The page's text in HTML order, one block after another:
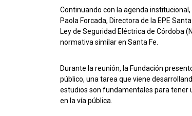
Continuando con la agenda
Paola Forcada, Directora de la EPE
Ley de Seguridad Eléctrica de Córdoba
normativa similar en Santa Fe.
Durante la reunión, la Fundación
público, una tarea que viene
estudios son fundamentales para tener
en la vía pública.